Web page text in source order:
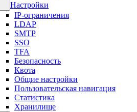
Настройки
IP-ограничения
LDAP
SMTP
SSO
TFA
Безопасность
Квота
Общие настройки
Пользовательская навигация
Статистика
Хранилище